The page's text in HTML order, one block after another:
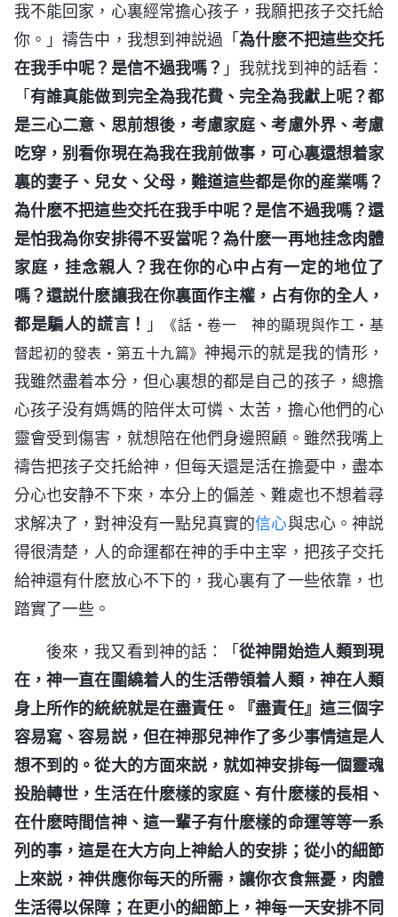
我不能回家，心裏經常擔心孩子，我願把孩子交托給
你。」禱告中，我想到神説過「為什麽不把這些交托
在我手中呢？是信不過我嗎？ 」我就找到神的話看：
「有誰真能做到完全為我花費、完全為我獻上呢？都
是三心二意、思前想後，考慮家庭、考慮外界、考慮
吃穿，别看你現在為我在我前做事，可心裏還想着家
裏的妻子、兒女、父母，難道這些都是你的産業嗎？
為什麽不把這些交托在我手中呢？是信不過我嗎？還
是怕我為你安排得不妥當呢？為什麽一再地挂念肉體
家庭，挂念親人？我在你的心中占有一定的地位了
嗎？還説什麽讓我在你裏面作主權，占有你的全人，
都是騙人的謊言！
」
《話・卷一 神的顯現與作工・基
督起初的發表・第五十九篇》 神揭示的就是我的情形，
我雖然盡着本分，但心裏想的都是自己的孩子，總擔
心孩子没有媽媽的陪伴太可憐、太苦，擔心他們的心
靈會受到傷害，就想陪在他們身邊照顧。雖然我嘴上
禱告把孩子交托給神，但每天還是活在擔憂中，盡本
分心也安静不下來，本分上的偏差、難處也不想着尋
求解决了，對神没有一點兒真實的信心與忠心。神説
得很清楚，人的命運都在神的手中主宰，把孩子交托
給神還有什麽放心不下的，我心裏有了一些依靠，也
踏實了一些。
後來，我又看到神的話：「從神開始造人類到現
在，神一直在圍繞着人的生活帶領着人類，神在人類
身上所作的統統就是在盡責任。『盡責任』這三個字
容易寫、容易説，但在神那兒神作了多少事情這是人
想不到的。從大的方面來説，就如神安排每一個靈魂
投胎轉世，生活在什麽樣的家庭、有什麽樣的長相、
在什麽時間信神、這一輩子有什麽樣的命運等等一系
列的事，這是在大方向上神給人的安排；從小的細節
上來説，神供應你每天的所需，讓你衣食無憂，肉體
生活得以保障；在更小的細節上，神每一天安排不同